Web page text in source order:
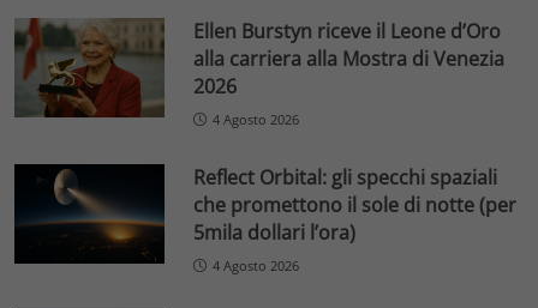
Ellen Burstyn riceve il Leone d’Oro
alla carriera alla Mostra di Venezia
2026
4 Agosto 2026
Reflect Orbital: gli specchi spaziali
che promettono il sole di notte (per
5mila dollari l’ora)
4 Agosto 2026